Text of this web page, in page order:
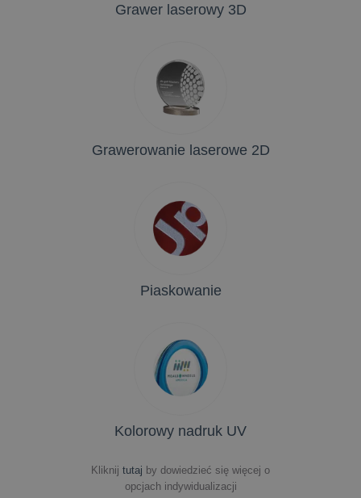
Grawer laserowy 3D
Grawerowanie laserowe 2D
Piaskowanie
Kolorowy nadruk UV
Kliknij tutaj by dowiedzieć się więcej o
opcjach indywidualizacji